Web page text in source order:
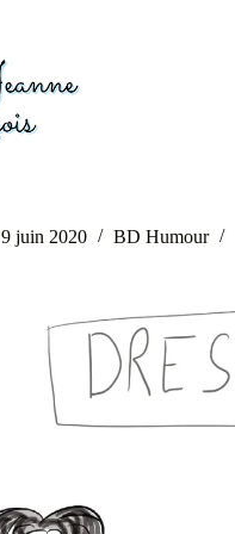
9 juin 2020 BD Humour